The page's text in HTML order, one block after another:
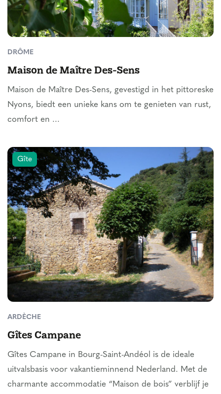
DRÔME
Maison de Maître Des-Sens
Maison de Maître Des-Sens, gevestigd in het pittoreske
Nyons, biedt een unieke kans om te genieten van rust,
comfort en ...
Gîte
ARDÈCHE
Gîtes Campane
Gîtes Campane in Bourg-Saint-Andéol is de ideale
uitvalsbasis voor vakantieminnend Nederland. Met de
charmante accommodatie “Maison de bois” verblijf je